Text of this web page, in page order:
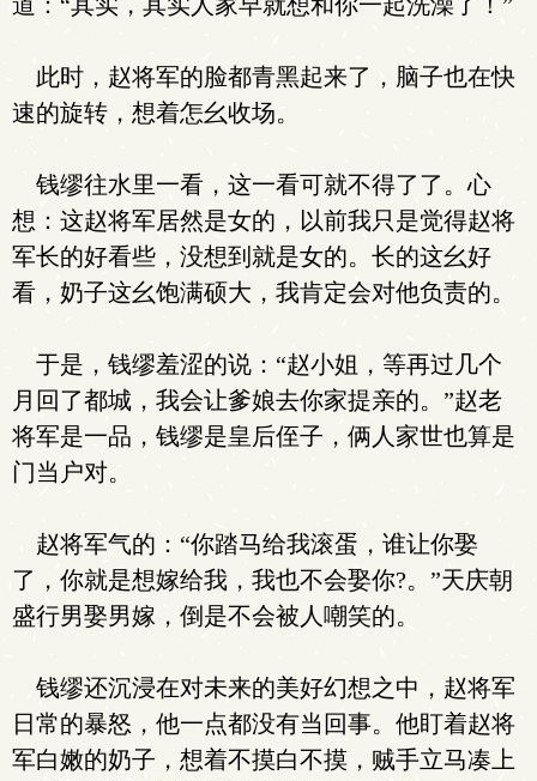
此时，赵将军的脸都青黑起来了，脑子也在快
速的旋转，想着怎幺收场。
钱缪往水里一看，这一看可就不得了了。心
想：这赵将军居然是女的，以前我只是觉得赵将
军长的好看些，没想到就是女的。长的这幺好
看，奶子这幺饱满硕大，我肯定会对他负责的。
于是，钱缪羞涩的说：“赵小姐，等再过几个
月回了都城，我会让爹娘去你家提亲的。”赵老
将军是一品，钱缪是皇后侄子，俩人家世也算是
门当户对。
赵将军气的：“你踏马给我滚蛋，谁让你娶
了，你就是想嫁给我，我也不会娶你?。”天庆朝
盛行男娶男嫁，倒是不会被人嘲笑的。
钱缪还沉浸在对未来的美好幻想之中，赵将军
日常的暴怒，他一点都没有当回事。他盯着赵将
军白嫩的奶子，想着不摸白不摸，贼手立马凑上